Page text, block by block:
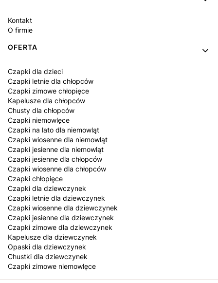
Kontakt
O firmie
OFERTA
Czapki dla dzieci
Czapki letnie dla chłopców
Czapki zimowe chłopięce
Kapelusze dla chłopców
Chusty dla chłopców
Czapki niemowlęce
Czapki na lato dla niemowląt
Czapki wiosenne dla niemowląt
Czapki jesienne dla niemowląt
Czapki jesienne dla chłopców
Czapki wiosenne dla chłopców
Czapki chłopięce
Czapki dla dziewczynek
Czapki letnie dla dziewczynek
Czapki wiosenne dla dziewczynek
Czapki jesienne dla dziewczynek
Czapki zimowe dla dziewczynek
Kapelusze dla dziewczynek
Opaski dla dziewczynek
Chustki dla dziewczynek
Czapki zimowe niemowlęce